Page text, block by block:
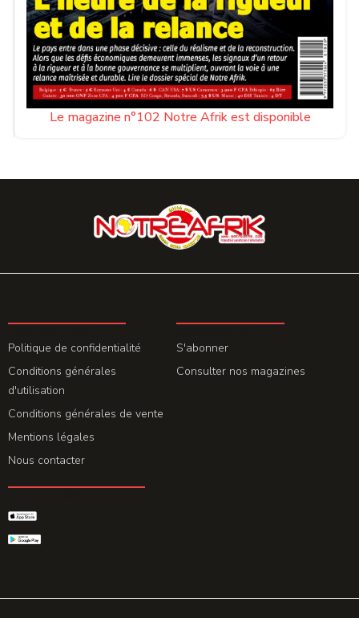
Le magazine n°102 Notre Afrik est disponible
Politique de confidentialité
Conditions générales
d'utilisation
Conditions générales de vente
Mentions légales
Nous contacter
S'abonner
Consulter nos magazines